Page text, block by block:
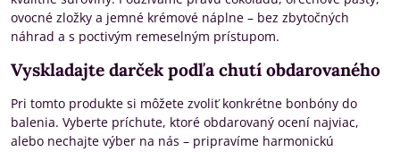
ovocné zložky a jemné krémové náplne – bez zbytočných
náhrad a s poctivým remeselným prístupom.
Vyskladajte darček podľa chutí obdarovaného
Pri tomto produkte si môžete zvoliť konkrétne bonbóny do
balenia. Vyberte príchute, ktoré obdarovaný ocení najviac,
alebo nechajte výber na nás – pripravíme harmonickú